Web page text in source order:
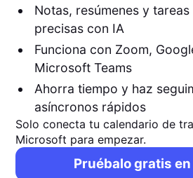
Notas, resúmenes y
precisas con IA
Funciona con Zoom,
Microsoft Teams
Ahorra tiempo y haz
asíncronos rápidos
Solo conecta tu calendario de
Microsoft para empezar.
Pruébalo gratis